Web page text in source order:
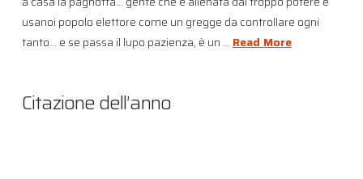
usanoi popolo elettore come un gregge da controllare ogni
tanto… e se passa il lupo pazienza, è un … Read More
Citazione dell’anno